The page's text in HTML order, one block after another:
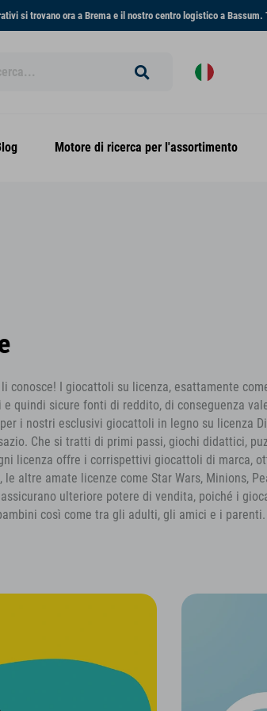
si trovano ora a Brema e il nostro centro logistico a
Motore di ricerca per l'assortimento
conosce! I giocattoli su licenza, esattamente
e quindi sicure fonti di reddito, di conseguenza
i nostri esclusivi giocattoli in legno su licenza
Che si tratti di primi passi, giochi didattici,
licenza offre i corrispettivi giocattoli di marca,
le altre amate licenze come Star Wars, Minions,
ulteriore potere di vendita, poiché i
così come tra gli adulti, gli amici e i parenti.